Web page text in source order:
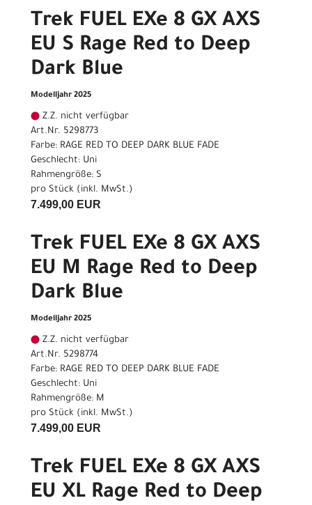
Trek FUEL EXe 8 GX AXS
EU S Rage Red to Deep
Dark Blue
Modelljahr 2025
Z.Z. nicht verfügbar
Art.Nr. 5298773
Farbe: RAGE RED TO DEEP DARK BLUE FADE
Geschlecht: Uni
Rahmengröße: S
pro Stück (inkl. MwSt.)
7.499,00 EUR
Trek FUEL EXe 8 GX AXS
EU M Rage Red to Deep
Dark Blue
Modelljahr 2025
Z.Z. nicht verfügbar
Art.Nr. 5298774
Farbe: RAGE RED TO DEEP DARK BLUE FADE
Geschlecht: Uni
Rahmengröße: M
pro Stück (inkl. MwSt.)
7.499,00 EUR
Trek FUEL EXe 8 GX AXS
EU XL Rage Red to Deep